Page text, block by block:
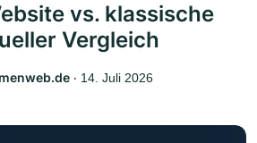
vs. klassische
Vergleich
‧ 14. Juli 2026